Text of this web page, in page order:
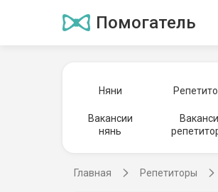
Помогатель
Няни
Вакансии
нянь
Главная Репетиторы